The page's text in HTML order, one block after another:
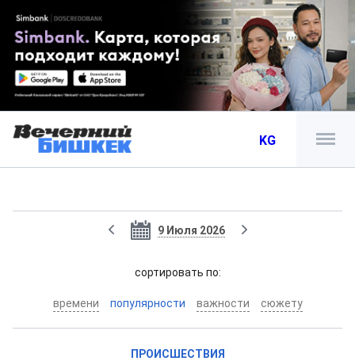
KG
9 Июля 2026
cортировать по:
времени популярности важности сюжету
ПРОИСШЕСТВИЯ